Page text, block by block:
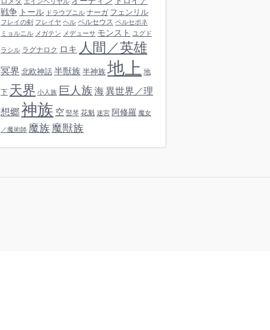
戦争 トール ドラウプニル ナーガ フェンリル
フレイの剣 フレイヤ ヘル ペルセウス ペルセポネ
ミョルニル メガテン メデューサ モンスト ユグド
ラシル ラグナロク ロキ 人間／英雄
冥界 北欧神話 半獣族 半神族 地上 地
下 天界 小人族 巨人族 海異世界／理
想郷神族 空 竪琴 花魁 迷宮 阿修羅 魔女
／魔術師 魔族 魔獣族